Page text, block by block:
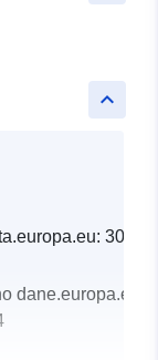
keyboard_arrow_up
30
dane.europa.eu: